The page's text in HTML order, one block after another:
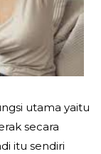
utama yaitu
secara
itu sendiri